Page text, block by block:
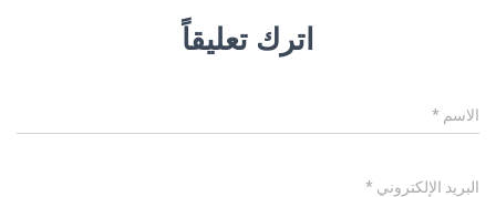
اترك تعليقاً
الاسم *
البريد الإلكتروني *